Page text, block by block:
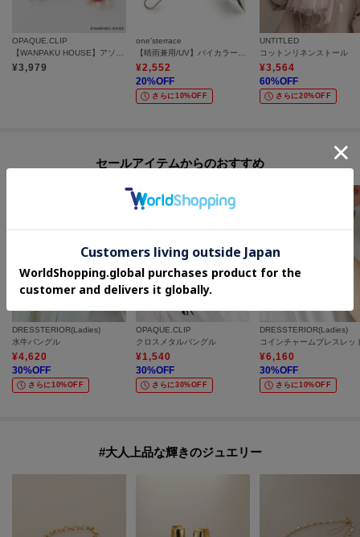
各お届け時期毎に、商品の発送をご希望の場合は1点づつカートに入れてご購
入ください。
カートグループについてはこちら
OPAQUE.CLIP
¥3,979
one'sterrace
¥2,552
20%OFF
さらに10%OFF
UNTITLED
コットンリネンストール
¥3,564
60%OFF
さらに20%OFF
セールアイテムからのおすすめ
DRESSTERIOR(Ladies)
水牛バングル
¥4,620
30%OFF
さらに10%OFF
OPAQUE.CLIP
クロスメタルバングル
¥1,540
30%OFF
さらに30%OFF
DRESSTERIOR(Ladies)
コインチャームブレスレッ
¥6,160
30%OFF
さらに10%OFF
#大人上品な輝きのジュエリー